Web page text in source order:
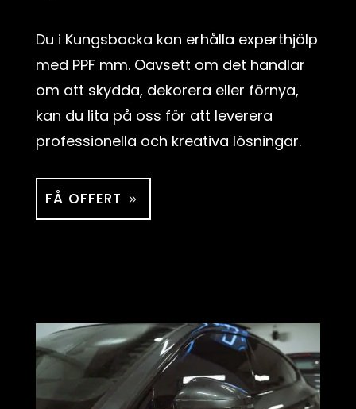
Du i Kungsbacka kan erhålla experthjälp
med PPF mm. Oavsett om det handlar
om att skydda, dekorera eller förnya,
kan du lita på oss för att leverera
professionella och kreativa lösningar.
FÅ OFFERT